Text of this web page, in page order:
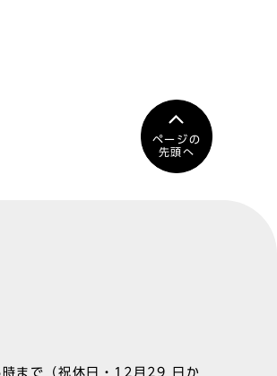
ページの
先頭へ
まで（祝休日・12月29 日か